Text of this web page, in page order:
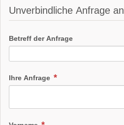
Unverbindliche Anfrage an
Betreff der Anfrage
Ihre Anfrage